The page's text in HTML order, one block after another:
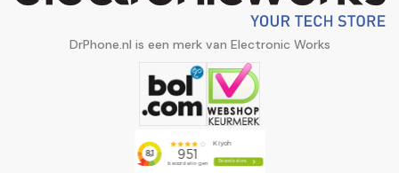
DrPhone.nl is een merk van Electronic Works